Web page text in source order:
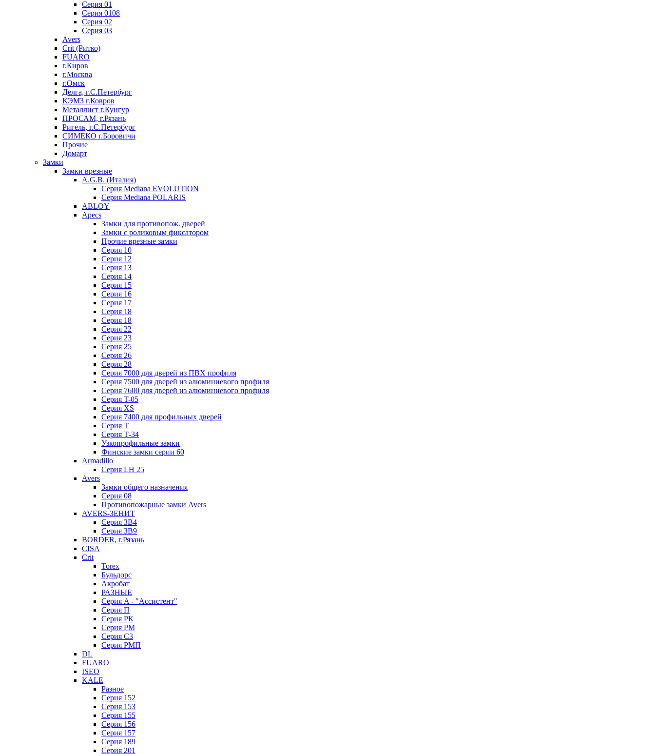
Серия 01
Серия 0108
Серия 02
Серия 03
Avers
Crit (Ритко)
FUARO
г.Киров
г.Москва
г.Омск
Делга, г.С.Петербург
КЭМЗ г.Ковров
Металлист г.Кунгур
ПРОСАМ, г.Рязань
Ригель, г.С.Петербург
СИМЕКО г.Боровичи
Прочие
Домарт
Замки
Замки врезные
A.G.B. (Италия)
Серия Mediana EVOLUTION
Серия Mediana POLARIS
ABLOY
Apecs
Замки для противопож. дверей
Замки с роликовым фиксатором
Прочие врезные замки
Серия 10
Серия 12
Серия 13
Серия 14
Серия 15
Серия 16
Серия 17
Серия 18
Серия 18
Серия 22
Серия 23
Серия 25
Серия 26
Серия 28
Серия 7000 для дверей из ПВХ профиля
Серия 7500 для дверей из алюминиевого профиля
Серия 7600 для дверей из алюминиевого профиля
Серия T-05
Серия XS
Серия 7400 для профильных дверей
Серия Т
Серия Т-34
Узкопрофильные замки
Финские замки серии 60
Armadillo
Серия LH 25
Avers
Замки общего назначения
Серия 08
Противопожарные замки Avers
AVERS-ЗЕНИТ
Серия ЗВ4
Серия ЗВ9
BORDER, г.Рязань
CISA
Crit
Torex
Бульдорс
Акробат
РАЗНЫЕ
Серия A - "Ассистент"
Серия П
Серия РК
Серия РМ
Серия С3
Серия РМП
DL
FUARO
ISEO
KALE
Разное
Серия 152
Серия 153
Серия 155
Серия 156
Серия 157
Серия 189
Серия 201